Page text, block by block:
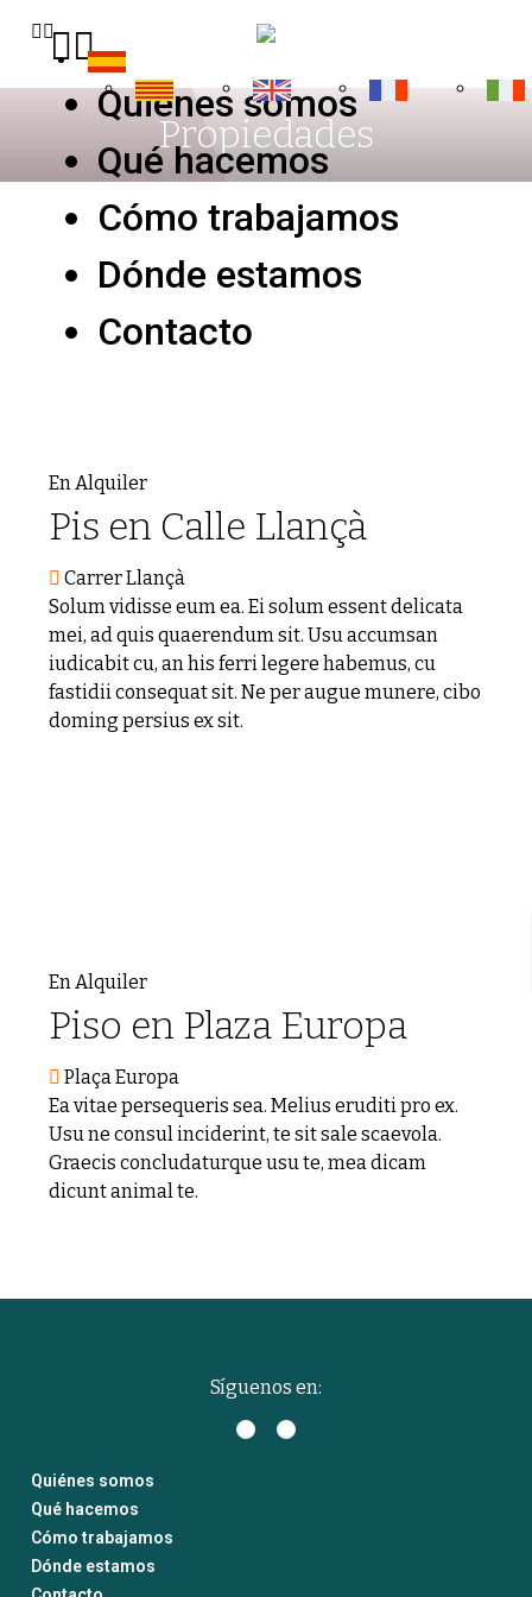
Quiénes somos
Qué hacemos
Cómo trabajamos
Dónde estamos
Contacto
Propiedades
En Alquiler
Pis en Calle Llançà
Carrer Llançà
Solum vidisse eum ea. Ei solum essent delicata
mei, ad quis quaerendum sit. Usu accumsan
iudicabit cu, an his ferri legere habemus, cu
fastidii consequat sit. Ne per augue munere, cibo
doming persius ex sit.
En Alquiler
Piso en Plaza Europa
Plaça Europa
Ea vitae persequeris sea. Melius eruditi pro ex.
Usu ne consul inciderint, te sit sale scaevola.
Graecis concludaturque usu te, mea dicam
dicunt animal te.
Síguenos en:
Quiénes somos
Qué hacemos
Cómo trabajamos
Dónde estamos